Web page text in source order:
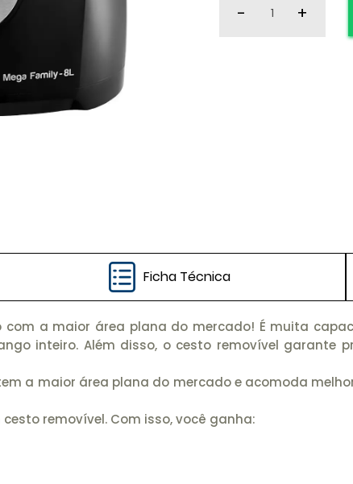
- +
Ficha Técnica
com a maior área plana do mercado! É muita
inteiro. Além disso, o cesto removível garante
tem a maior área plana do mercado e acomoda
cesto removível. Com isso, você ganha: